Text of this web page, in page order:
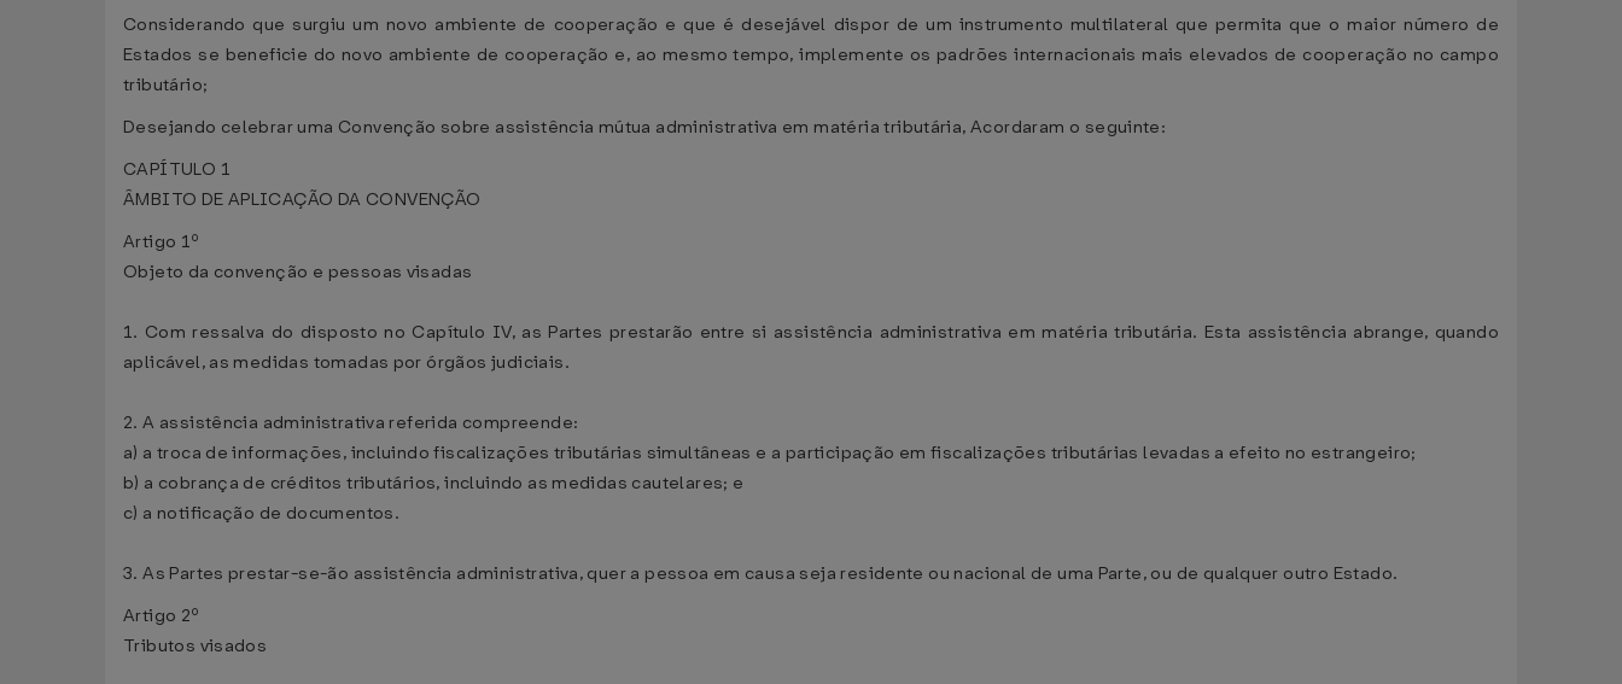
Considerando que surgiu um novo ambiente de cooperação e que é desejável dispor de um instrumento multilateral que permita que o maior número de
Estados se beneficie do novo ambiente de cooperação e, ao mesmo tempo, implemente os padrões internacionais mais elevados de cooperação no campo
tributário;
Desejando celebrar uma Convenção sobre assistência mútua administrativa em matéria tributária, Acordaram o seguinte:
CAPÍTULO 1
ÂMBITO DE APLICAÇÃO DA CONVENÇÃO
Artigo 1º
Objeto da convenção e pessoas visadas
1. Com ressalva do disposto no Capítulo IV, as Partes prestarão entre si assistência administrativa em matéria tributária. Esta assistência abrange, quando
aplicável, as medidas tomadas por órgãos judiciais.
2. A assistência administrativa referida compreende:
a) a troca de informações, incluindo fiscalizações tributárias simultâneas e a participação em fiscalizações tributárias levadas a efeito no estrangeiro;
b) a cobrança de créditos tributários, incluindo as medidas cautelares; e
c) a notificação de documentos.
3. As Partes prestar-se-ão assistência administrativa, quer a pessoa em causa seja residente ou nacional de uma Parte, ou de qualquer outro Estado.
Artigo 2º
Tributos visados